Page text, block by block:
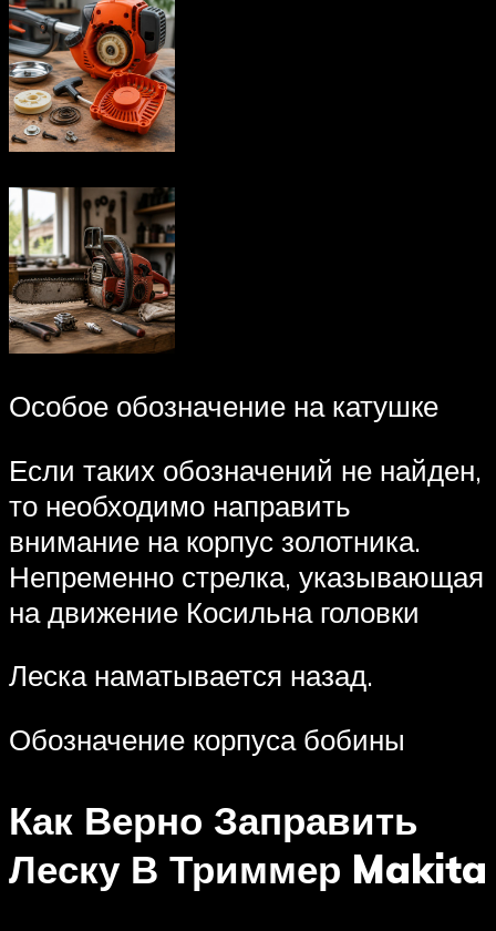
Особое обозначение на катушке
Если таких обозначений не найден,
то необходимо направить
внимание на корпус золотника.
Непременно стрелка, указывающая
на движение Косильна головки
Леска наматывается назад.
Обозначение корпуса бобины
Как Верно Заправить
Леску В Триммер Makita